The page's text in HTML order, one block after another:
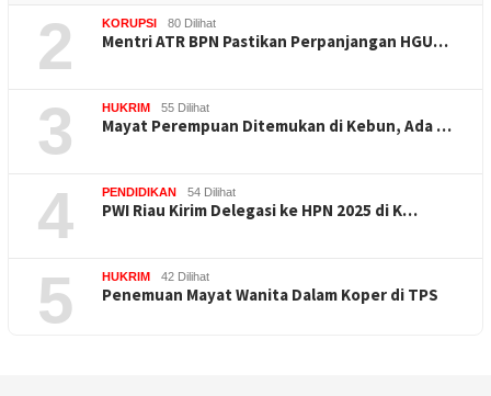
2 KORUPSI 80 Dilihat
Mentri ATR BPN Pastikan Perpanjangan HGU…
3 HUKRIM 55 Dilihat
Mayat Perempuan Ditemukan di Kebun, Ada …
4 PENDIDIKAN 54 Dilihat
PWI Riau Kirim Delegasi ke HPN 2025 di K…
5 HUKRIM 42 Dilihat
Penemuan Mayat Wanita Dalam Koper di TPS